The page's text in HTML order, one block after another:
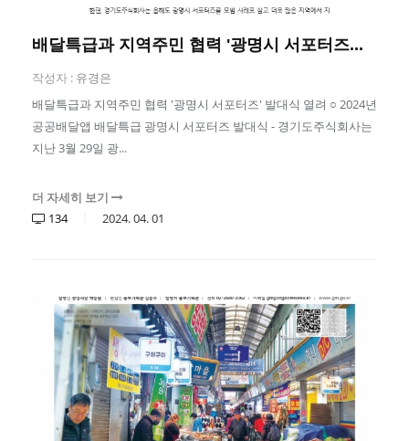
배달특급과 지역주민 협력 '광명시 서포터즈...
작성자 : 유경은
배달특급과 지역주민 협력 '광명시 서포터즈' 발대식 열려 ○ 2024년
공공배달앱 배달특급 광명시 서포터즈 발대식 - 경기도주식회사는
지난 3월 29일 광...
더 자세히 보기
134
2024.04.01